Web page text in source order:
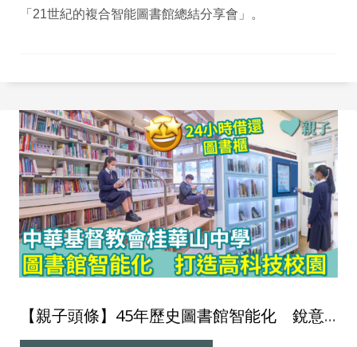
「21世紀的複合智能圖書館總結分享會」。
【親子頭條】45年歷史圖書館智能化 銳意打造高科技校園